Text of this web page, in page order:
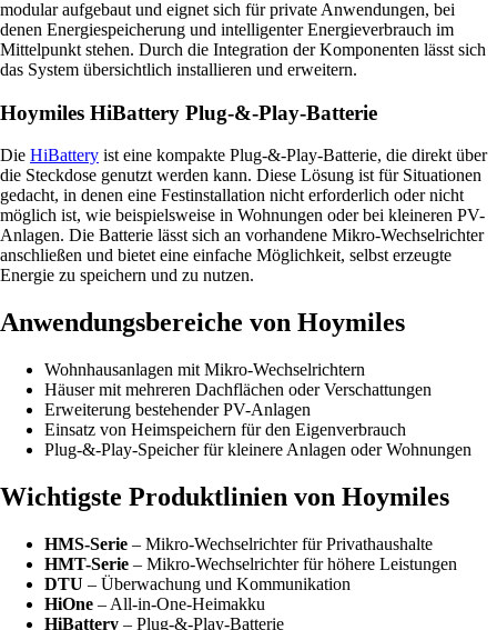
modular aufgebaut und eignet sich für private Anwendungen, bei
denen Energiespeicherung und intelligenter Energieverbrauch im
Mittelpunkt stehen. Durch die Integration der Komponenten lässt sich
das System übersichtlich installieren und erweitern.
Hoymiles HiBattery Plug-&-Play-Batterie
Die HiBattery ist eine kompakte Plug-&-Play-Batterie, die direkt über
die Steckdose genutzt werden kann. Diese Lösung ist für Situationen
gedacht, in denen eine Festinstallation nicht erforderlich oder nicht
möglich ist, wie beispielsweise in Wohnungen oder bei kleineren PV-
Anlagen. Die Batterie lässt sich an vorhandene Mikro-Wechselrichter
anschließen und bietet eine einfache Möglichkeit, selbst erzeugte
Energie zu speichern und zu nutzen.
Anwendungsbereiche von Hoymiles
Wohnhausanlagen mit Mikro-Wechselrichtern
Häuser mit mehreren Dachflächen oder Verschattungen
Erweiterung bestehender PV-Anlagen
Einsatz von Heimspeichern für den Eigenverbrauch
Plug-&-Play-Speicher für kleinere Anlagen oder Wohnungen
Wichtigste Produktlinien von Hoymiles
HMS-Serie – Mikro-Wechselrichter für Privathaushalte
HMT-Serie – Mikro-Wechselrichter für höhere Leistungen
DTU – Überwachung und Kommunikation
HiOne – All-in-One-Heimakku
HiBattery – Plug-&-Play-Batterie